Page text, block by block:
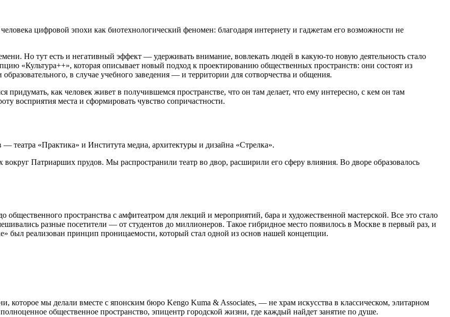
цифровой эпохи как биотехнологический феномен: благодаря интернету и гаджетам его возможности не
Но тут есть и негативный эффект — удерживать внимание, вовлекать людей в какую-то новую деятельность стало
«Культура++», которая описывает новый подход к проектированию общественных пространств: они состоят из
в случае учебного заведения — и территории для сотворчества и общения.
как человек живет в получившемся пространстве, что он там делает, что ему интересно, с кем он там
восприятия места и сформировать чувство сопричастности.
театра «Практика» и Института медиа, архитектуры и дизайна «Стрелка».
Патриарших прудов. Мы распространили театр во двор, расширили его сферу влияния. Во дворе образовалось
общественного пространства с амфитеатром для лекций и мероприятий, бара и художественной мастерской. Все это стало
разные посетители — от студентов до миллионеров. Такое гибридное место появилось в Москве в первый раз, и
был реализован принцип проницаемости, который стал одной из основ нашей концепции.
которое мы делали вместе с японским бюро Kengo Kuma & Associates, — не храм искусства в классическом, элитарном
общественное пространство, эпицентр городской жизни, где каждый найдет занятие по душе.